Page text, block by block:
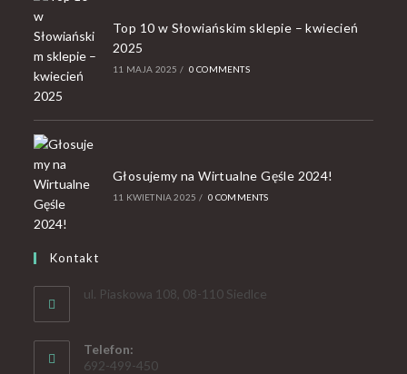
Top 10 w Słowiańskim sklepie – kwiecień
2025
11 MAJA 2025 / 0 COMMENTS
Głosujemy na Wirtualne Gęśle 2024!
11 KWIETNIA 2025 / 0 COMMENTS
Kontakt
ul. Piaskowa 108, 08-110 Siedlce
Telefon:
692-499-450